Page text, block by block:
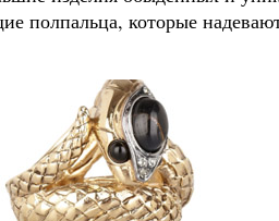
полпальца, которые